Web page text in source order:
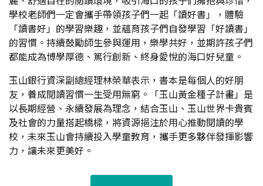
學校老師們一定會攜手帶領孩子們一起「讀好書」，體驗
「讀書好」的學習樂趣，並蘊育孩子們自發學習「好讀書」
的習慣。持續鼓勵師生參與運用，樂學共好，並期許孩子們
都能成為博學厚德、篤行創新、終身愛悅的海口好兒童。
玉山銀行資深副總經理林榮華表示，書本是每個人的好朋
友，養成閱讀習慣一生受用無窮。「玉山黃金種子計畫」是
以長期經營、永續發展為理念，結合玉山、玉山世界卡貴賓
及社會的力量搭起橋樑，將資源挹注於用心推動閱讀的學
校，未來玉山會持續投入學童教育，攜手更多夥伴發揮影響
力，讓未來更美好。